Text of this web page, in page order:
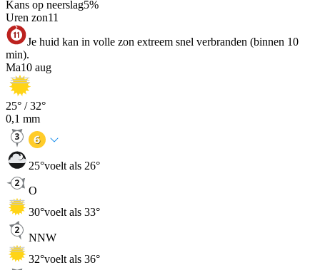
Kans op neerslag5%
Uren zon11
Je huid kan in volle zon extreem snel verbranden (binnen 10
min).
Ma10 aug
25° /32°
0,1 mm
25°voelt als 26°
O
30°voelt als 33°
NNW
32°voelt als 36°